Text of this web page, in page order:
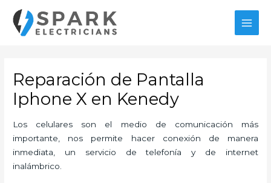
contenido
Reparación de Pantalla
Iphone X en Kenedy
Los celulares son el medio de comunicación más
importante, nos permite hacer conexión de manera
inmediata, un servicio de telefonía y de internet
inalámbrico.